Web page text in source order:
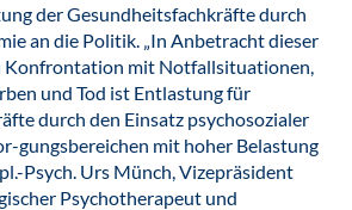
der Gesundheitsfachkräfte durch
an die Politik. „In Anbetracht dieser
Konfrontation mit Notfallsituationen,
und Tod ist Entlastung für
durch den Einsatz psychosozialer
gungsbereichen mit hoher Belastung
Psych. Urs Münch, Vizepräsident
Psychotherapeut und